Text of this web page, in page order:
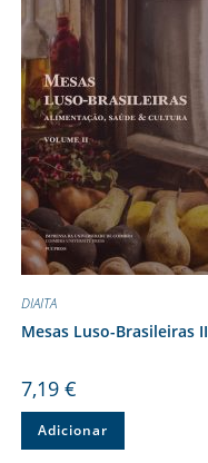
DIAITA
Mesas Luso-Brasileiras II
7,19 €
Adicionar